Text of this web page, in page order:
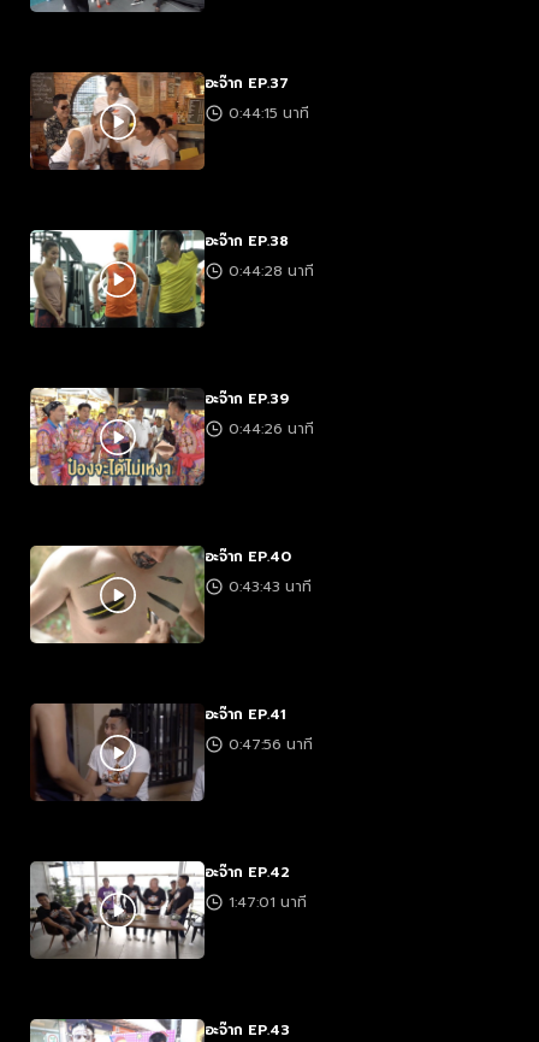
อะจ๊าก EP.37
0:44:15 นาที
อะจ๊าก EP.38
0:44:28 นาที
อะจ๊าก EP.39
0:44:26 นาที
อะจ๊าก EP.40
0:43:43 นาที
อะจ๊าก EP.41
0:47:56 นาที
อะจ๊าก EP.42
1:47:01 นาที
อะจ๊าก EP.43